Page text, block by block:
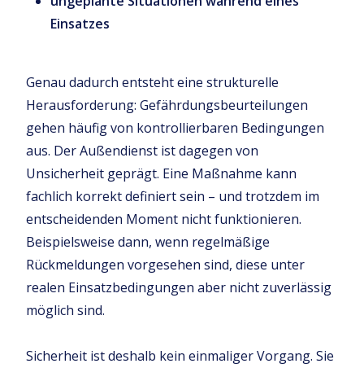
Einsatzes
Genau dadurch entsteht eine strukturelle
Herausforderung: Gefährdungsbeurteilungen
gehen häufig von kontrollierbaren Bedingungen
aus. Der Außendienst ist dagegen von
Unsicherheit geprägt. Eine Maßnahme kann
fachlich korrekt definiert sein – und trotzdem im
entscheidenden Moment nicht funktionieren.
Beispielsweise dann, wenn regelmäßige
Rückmeldungen vorgesehen sind, diese unter
realen Einsatzbedingungen aber nicht zuverlässig
möglich sind.
Sicherheit ist deshalb kein einmaliger Vorgang. Sie